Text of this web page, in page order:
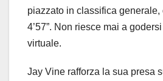
piazzato in classifica generale,
4’57”. Non riesce mai a
virtuale.
Jay Vine rafforza la sua presa